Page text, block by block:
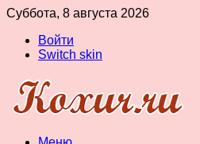
Суббота, 8 августа 2026
Войти
Switch skin